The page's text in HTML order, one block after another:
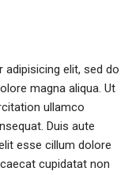
elit, sed do
magna aliqua. Ut
ullamco
Duis aute
esse cillum dolore
cupidatat non